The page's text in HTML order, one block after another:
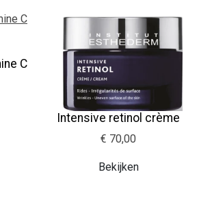
C
Intensive retinol crème
€ 70,00
Bekijken